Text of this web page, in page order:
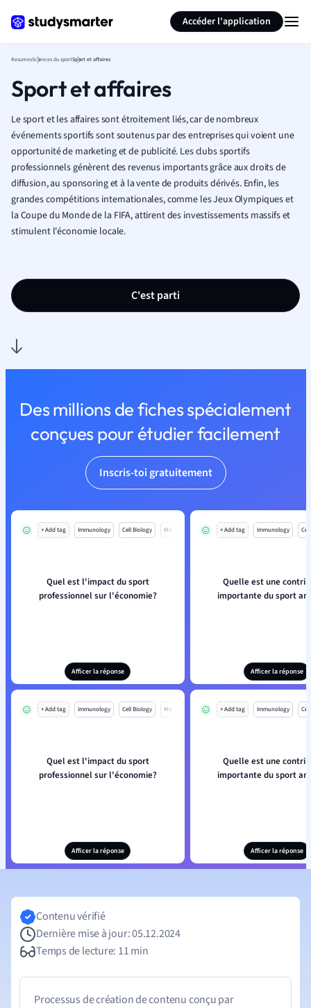
Accéder l'application
ResumesSciences du sportSport et affaires
Sport et affaires
Le sport et les affaires sont étroitement liés, car de nombreux
événements sportifs sont soutenus par des entreprises qui voient une
opportunité de marketing et de publicité. Les clubs sportifs
professionnels génèrent des revenus importants grâce aux droits de
diffusion, au sponsoring et à la vente de produits dérivés. Enfin, les
grandes compétitions internationales, comme les Jeux Olympiques et
la Coupe du Monde de la FIFA, attirent des investissements massifs et
stimulent l'économie locale.
C'est parti
Des millions de fiches spécialement
conçues pour étudier facilement
Inscris-toi gratuitement
+ Add tag Immunology Cell Biology Mo
Quel est l'impact du sport
professionnel sur l'économie?
Afficer la réponse
+ Add tag Immunology
Quelle est une
importante du sport
Afficer la réponse
+ Add tag Immunology Cell Biology Mo
Quel est l'impact du sport
professionnel sur l'économie?
Afficer la réponse
+ Add tag Immunology
Quelle est une
importante du sport
Afficer la réponse
Résumer la page
Contenu vérifié
Dernière mise à jour: 05.12.2024
Temps de lecture: 11 min
Processus de création de contenu conçu par